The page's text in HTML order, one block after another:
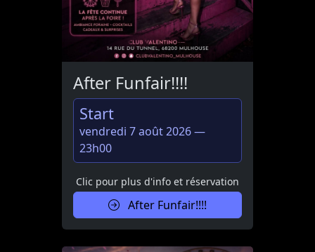
After Funfair!!!!
Start
vendredi 7 août 2026 —
23h00
Clic pour plus d'info et réservation
After Funfair!!!!